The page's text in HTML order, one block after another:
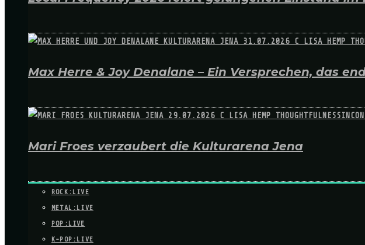
Max Herre & Joy Denalane – Ein Versprechen, das
Mari Froes verzaubert die Kulturarena Jena
ROCK:LIVE
METAL:LIVE
POP:LIVE
K-POP:LIVE